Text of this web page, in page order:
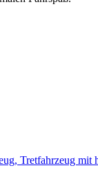
Tretfahrzeug mit